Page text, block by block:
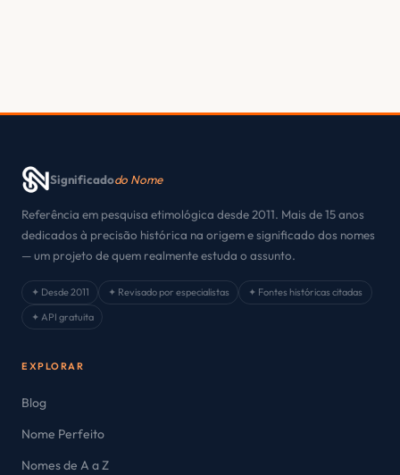
Significadodo Nome
Referência em pesquisa etimológica desde 2011. Mais de 15 anos
dedicados à precisão histórica na origem e significado dos nomes
— um projeto de quem realmente estuda o assunto.
✦ Desde 2011 ✦ Revisado por especialistas
✦ Fontes históricas citadas
✦ API gratuita
EXPLORAR
Blog
Nome Perfeito
Nomes de A a Z